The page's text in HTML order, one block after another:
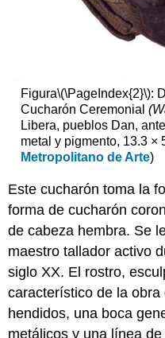
Figura\(\PageIndex{2}\):
Cucharón Ceremonial
Libera, pueblos Dan,
metal y pigmento, 13.3 ×
Metropolitano de Arte)
Este cucharón toma la
forma de cucharón
de cabeza hembra. Se
maestro tallador activo
siglo XX. El rostro,
característico de la
hendidos, una boca
metálicos y una línea